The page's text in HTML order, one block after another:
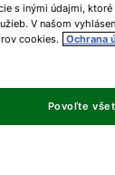
s inými údajmi,
V našom
cookies. Ochrana
Povoľte